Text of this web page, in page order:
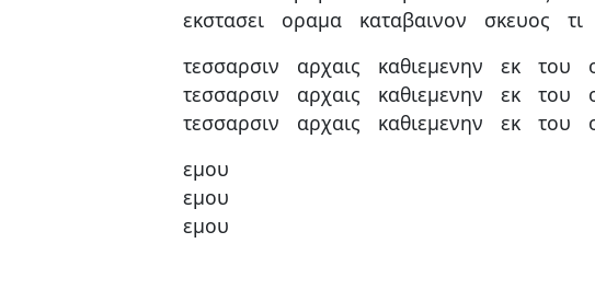
εκστασει
οραμα
καταβαινον
σκευος
τι
τεσσαρσιν
τεσσαρσιν
τεσσαρσιν
αρχαις
αρχαις
αρχαις
καθιεμενην
καθιεμενην
καθιεμενην
εκ
εκ
εκ
του
του
του
εμου
εμου
εμου